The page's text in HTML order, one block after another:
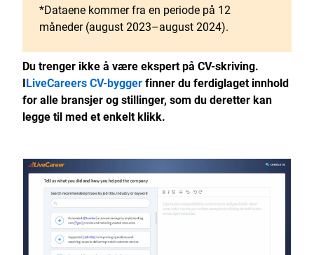
*Dataene kommer fra en periode på 12
måneder (august 2023–august 2024).
Du trenger ikke å være ekspert på CV-skriving.
ILiveCareers CV-byggerfinner du ferdiglaget innhold
for alle bransjer og stillinger, som du deretter kan
legge til med et enkelt klikk.